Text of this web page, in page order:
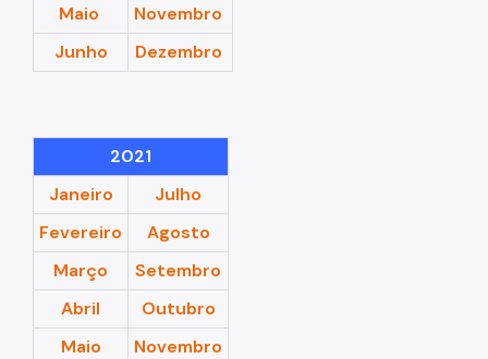
Maio
Novembro
Junho
Dezembro
2021
Janeiro
Julho
Fevereiro
Agosto
Março
Setembro
Abril
Outubro
Maio
Novembro